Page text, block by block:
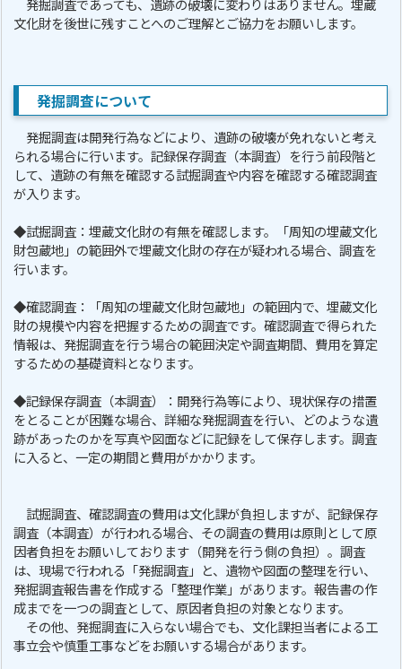
発掘調査であっても、遺跡の破壊に変わりはありません。埋蔵
文化財を後世に残すことへのご理解とご協力をお願いします。
発掘調査について
発掘調査は開発行為などにより、遺跡の破壊が免れないと考え
られる場合に行います。記録保存調査（本調査）を行う前段階と
して、遺跡の有無を確認する試掘調査や内容を確認する確認調査
が入ります。
◆試掘調査：埋蔵文化財の有無を確認します。「周知の埋蔵文化
財包蔵地」の範囲外で埋蔵文化財の存在が疑われる場合、調査を
行います。
◆確認調査：「周知の埋蔵文化財包蔵地」の範囲内で、埋蔵文化
財の規模や内容を把握するための調査です。確認調査で得られた
情報は、発掘調査を行う場合の範囲決定や調査期間、費用を算定
するための基礎資料となります。
◆記録保存調査（本調査）：開発行為等により、現状保存の措置
をとることが困難な場合、詳細な発掘調査を行い、どのような遺
跡があったのかを写真や図面などに記録をして保存します。調査
に入ると、一定の期間と費用がかかります。
試掘調査、確認調査の費用は文化課が負担しますが、記録保存
調査（本調査）が行われる場合、その調査の費用は原則として原
因者負担をお願いしております（開発を行う側の負担）。調査
は、現場で行われる「発掘調査」と、遺物や図面の整理を行い、
発掘調査報告書を作成する「整理作業」があります。報告書の作
成までを一つの調査として、原因者負担の対象となります。
その他、発掘調査に入らない場合でも、文化課担当者による工
事立会や慎重工事などをお願いする場合があります。